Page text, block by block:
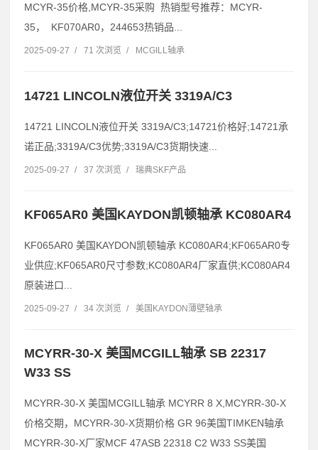
MCYR-35价格,MCYR-35采购 热销型号推荐：MCYR-
35， KF070AR0，244653热销品...
2025-09-27 / 71 次浏览 / MCGILL轴承
14721 LINCOLN液位开关 3319A/C3
14721 LINCOLN液位开关 3319A/C3;14721价格好;14721承
诺正品;3319A/C3优势;3319A/C3货期快速...
2025-09-27 / 37 次浏览 / 瑞典SKF产品
KF065AR0 美国KAYDON凯顿轴承 KC080AR4
KF065AR0 美国KAYDON凯顿轴承 KC080AR4;KF065AR0专
业供应;KF065AR0尺寸参数;KC080AR4厂家直供;KC080AR4
原装进口...
2025-09-27 / 34 次浏览 / 美国KAYDON薄壁轴承
MCYRR-30-X 美国MCGILL轴承 SB 22317
W33 SS
MCYRR-30-X 美国MCGILL轴承 MCYRR 8 X,MCYRR-30-X
价格交期，MCYRR-30-X货期价格 GR 96美国TIMKEN轴承
MCYRR-30-X厂家MCF 47ASB 22318 C2 W33 SS美国